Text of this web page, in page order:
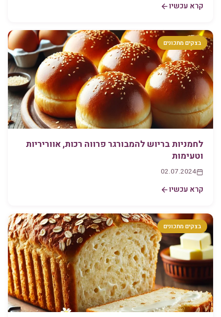
קרא עכשיו
בצקים מתכונים
לחמניות בריוש להמבורגר פרווה רכות, אווריריות
וטעימות
02.07.2024
קרא עכשיו
בצקים מתכונים